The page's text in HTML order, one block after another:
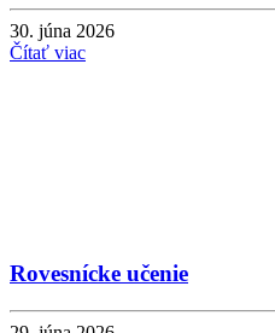
30. júna 2026
Čítať viac
Rovesnícke učenie